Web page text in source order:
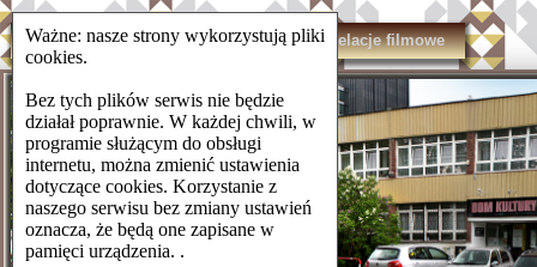
domkulturylsm.pl Kontakt Relacje filmowe
Ważne: nasze strony wykorzystują pliki
cookies.
Bez tych plików serwis nie będzie
działał poprawnie. W każdej chwili, w
programie służącym do obsługi
internetu, można zmienić ustawienia
dotyczące cookies. Korzystanie z
naszego serwisu bez zmiany ustawień
oznacza, że będą one zapisane w
pamięci urządzenia. .